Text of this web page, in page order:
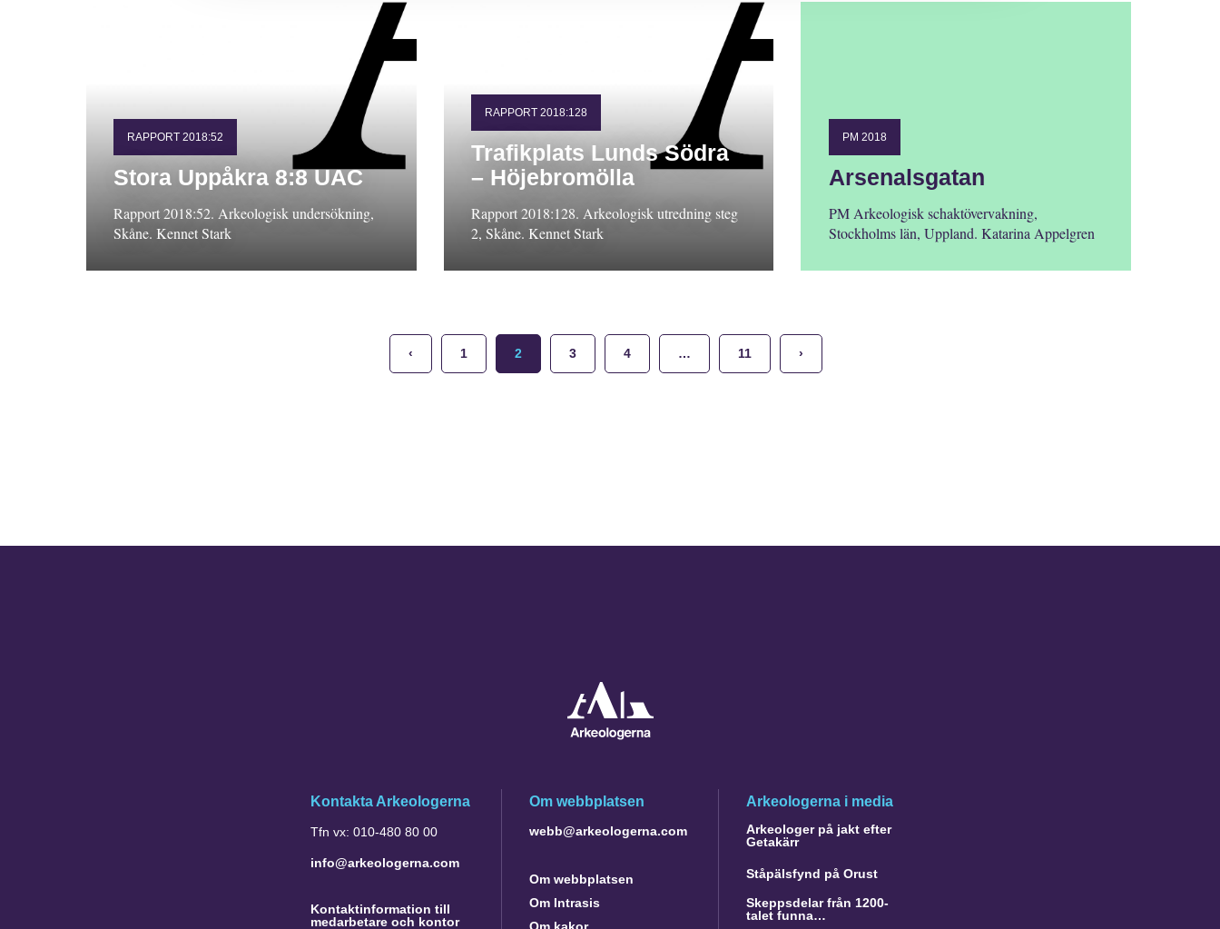
RAPPORT 2018:52
Stora Uppåkra 8:8 UAC
Rapport 2018:52. Arkeologisk undersökning,
Skåne. Kennet Stark
RAPPORT 2018:128
Trafikplats Lunds Södra
– Höjebromölla
Rapport 2018:128. Arkeologisk utredning steg
2, Skåne. Kennet Stark
PM 2018
Arsenalsgatan
PM Arkeologisk schaktövervakning,
Stockholms län, Uppland. Katarina Appelgren
‹ 1 2 3 4 … 11 ›
Kontakta Arkeologerna
Tfn vx: 010-480 80 00
info@arkeologerna.com
Kontaktinformation till
medarbetare och kontor
Om webbplatsen
webb@arkeologerna.com
Om webbplatsen
Om Intrasis
Arkeologerna i media
Arkeologer på jakt efter
Getakärr
Ståpälsfynd på Orust
Skeppsdelar från 1200-
talet funna…